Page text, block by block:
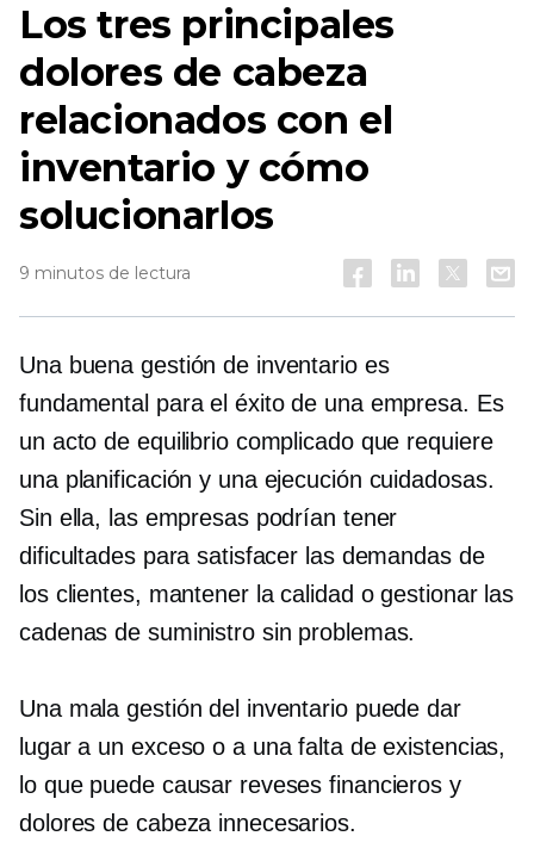
Los tres principales
dolores de cabeza
relacionados con el
inventario y cómo
solucionarlos
9 minutos de lectura
Una buena gestión de inventario es
fundamental para el éxito de una empresa. Es
un acto de equilibrio complicado que requiere
una planificación y una ejecución cuidadosas.
Sin ella, las empresas podrían tener
dificultades para satisfacer las demandas de
los clientes, mantener la calidad o gestionar las
cadenas de suministro sin problemas.
Una mala gestión del inventario puede dar
lugar a un exceso o a una falta de existencias,
lo que puede causar reveses financieros y
dolores de cabeza innecesarios.